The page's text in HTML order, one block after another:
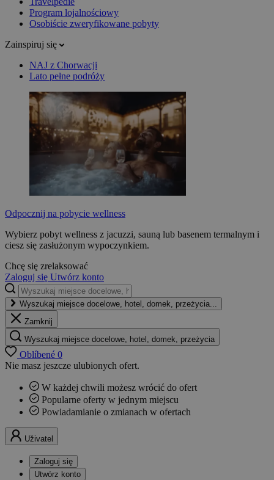
Program lojalnościowy
Osobiście zweryfikowane pobyty
Zainspiruj się
NAJ z Chorwacji
Lato pełne podróży
Odpocznij na pobycie wellness
Wybierz pobyt wellness z jacuzzi, sauną lub basenem termalnym i
ciesz się zasłużonym wypoczynkiem.
Chcę się zrelaksować
Zaloguj się Utwórz konto
Wyszukaj miejsce docelowe, hotel, domek, przeżycia...
Zamknij
Wyszukaj miejsce docelowe, hotel, domek, przeżycia
Oblíbené 0
Nie masz jeszcze ulubionych ofert.
W każdej chwili możesz wrócić do ofert
Popularne oferty w jednym miejscu
Powiadamianie o zmianach w ofertach
Uživatel
Zaloguj się
Utwórz konto